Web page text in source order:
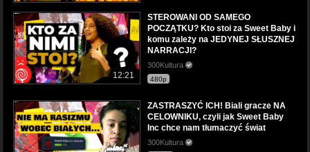
12:21
STEROWANI OD SAMEGO
POCZĄTKU? Kto stoi za Sweet Baby i
komu zależy na JEDYNEJ SŁUSZNEJ
NARRACJI?
300Kultura
480p
ZASTRASZYĆ ICH! Biali gracze NA
CELOWNIKU, czyli jak Sweet Baby
Inc chce nam tłumaczyć świat
300Kultura